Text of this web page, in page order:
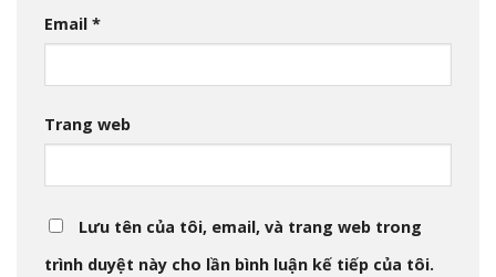
Email *
Trang web
Lưu tên của tôi, email, và trang web trong
trình duyệt này cho lần bình luận kế tiếp của tôi.